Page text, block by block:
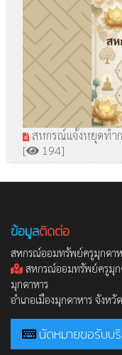
สหกรณ์แจ้งหยุดทำ
[
194]
ข้อมูลติดต่อ
สหกรณ์ออมทรัพย์ครูมุกดาห
สหกรณ์ออมทรัพย์ครูมุก
มุกดาหาร
อำเภอเมืองมุกดาหาร จังห
นัดหมายขอรับบริ